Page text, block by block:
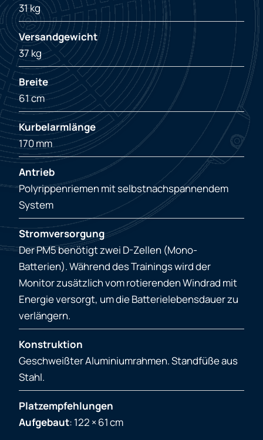
31 kg
Versandgewicht
37 kg
Breite
61 cm
Kurbelarmlänge
170 mm
Antrieb
Polyrippenriemen mit selbstnachspannendem
System
Stromversorgung
Der PM5 benötigt zwei D-Zellen (Mono-
Batterien). Während des Trainings wird der
Monitor zusätzlich vom rotierenden Windrad mit
Energie versorgt, um die Batterielebensdauer zu
verlängern.
Konstruktion
Geschweißter Aluminiumrahmen. Standfüße aus
Stahl.
Platzempfehlungen
Aufgebaut: 122 × 61 cm